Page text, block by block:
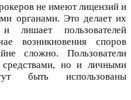
не имеют лицензий и
органами. Это делает их
и лишает пользователей
возникновения споров
сложно. Пользователи
но и личными
быть использованы